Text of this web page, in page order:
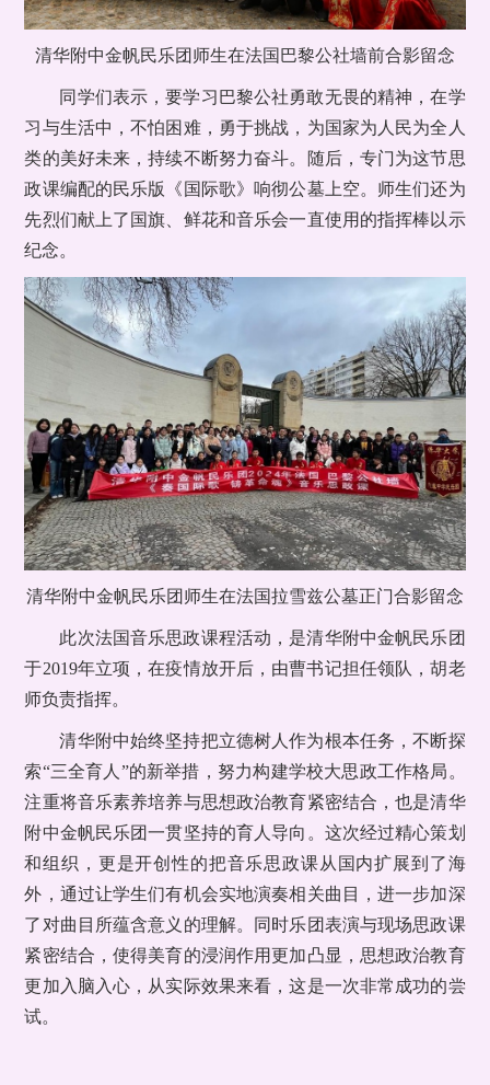
清华附中金帆民乐团师生在法国巴黎公社墙前合影留念
同学们表示，要学习巴黎公社勇敢无畏的精神，在学
习与生活中，不怕困难，勇于挑战，为国家为人民为全人
类的美好未来，持续不断努力奋斗。随后，专门为这节思
政课编配的民乐版《国际歌》响彻公墓上空。师生们还为
先烈们献上了国旗、鲜花和音乐会一直使用的指挥棒以示
纪念。
清华附中金帆民乐团师生在法国拉雪兹公墓正门合影留念
此次法国音乐思政课程活动，是清华附中金帆民乐团
于2019年立项，在疫情放开后，由曹书记担任领队，胡老
师负责指挥。
清华附中始终坚持把立德树人作为根本任务，不断探
索“三全育人”的新举措，努力构建学校大思政工作格局。
注重将音乐素养培养与思想政治教育紧密结合，也是清华
附中金帆民乐团一贯坚持的育人导向。这次经过精心策划
和组织，更是开创性的把音乐思政课从国内扩展到了海
外，通过让学生们有机会实地演奏相关曲目，进一步加深
了对曲目所蕴含意义的理解。同时乐团表演与现场思政课
紧密结合，使得美育的浸润作用更加凸显，思想政治教育
更加入脑入心，从实际效果来看，这是一次非常成功的尝
试。